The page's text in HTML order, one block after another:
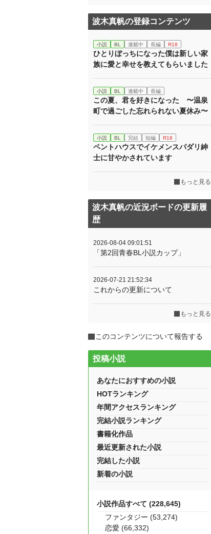
波木真帆の登録コンテンツ
小説 BL 連載中 長編 R18
ひとりぼっちになった僕は新しい家
族に愛と幸せを教えてもらいました
小説 BL 連載中 長編
この夏、君を好きになった 〜温泉
町で過ごした忘れられない夏休み〜
小説 BL 完結 短編 R18
ペントハウスでイケメンスパダリ紳
士に甘やかされています
もっと見る
波木真帆の近況ボードの更新履
歴
2026-08-04 09:01:51
「第2回青春BL小説カップ」
2026-07-21 21:52:34
これからの更新について
もっと見る
このコンテンツについて報告する
投稿小説
あなたにおすすめの小説
HOTランキング
年間アクセスランキング
完結小説ランキング
書籍化作品
最近更新された小説
完結した小説
新着の小説
小説作品すべて (228,645)
ファンタジー (53,274)
恋愛 (66,332)